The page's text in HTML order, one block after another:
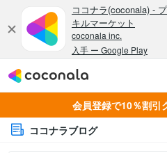
会員登録で10％割引
ココナラブログ